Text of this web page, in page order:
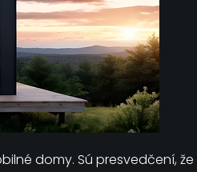
domy. Sú presvedčení, že